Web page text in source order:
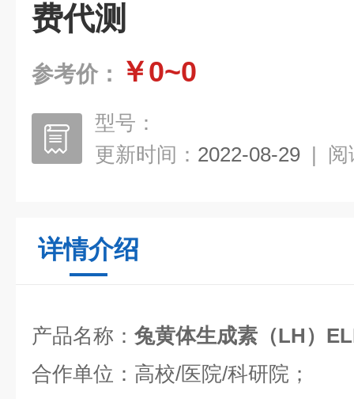
费代测
参考价： ￥0~0
型号：
更新时间： 2022-08-29 | 阅
详情介绍
产品名称： 兔黄体生成素（LH）
合作单位：高校/医院/科研院；